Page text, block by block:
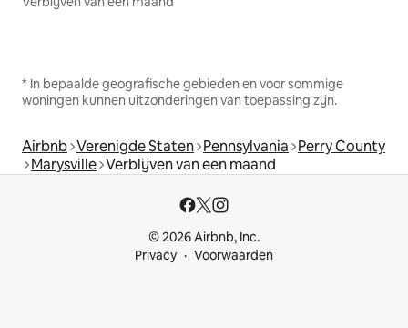
* In bepaalde geografische gebieden en voor sommige
woningen kunnen uitzonderingen van toepassing zijn.
Airbnb Verenigde Staten Pennsylvania Perry County
Marysville Verblijven van een maand
© 2026 Airbnb, Inc.
Privacy
Voorwaarden